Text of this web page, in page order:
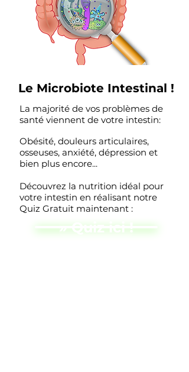
Le Microbiote Intestinal !
La majorité de vos problèmes de
santé viennent de votre intestin:
Obésité, douleurs articulaires,
osseuses, anxiété, dépression et
bien plus encore...
Découvrez la nutrition idéal pour
votre intestin en réalisant notre
Quiz Gratuit maintenant :
» Quiz ici !